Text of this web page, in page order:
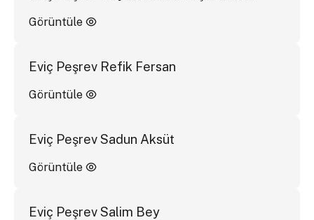
Görüntüle
Eviç Peşrev Refik Fersan
Görüntüle
Eviç Peşrev Sadun Aksüt
Görüntüle
Eviç Peşrev Salim Bey